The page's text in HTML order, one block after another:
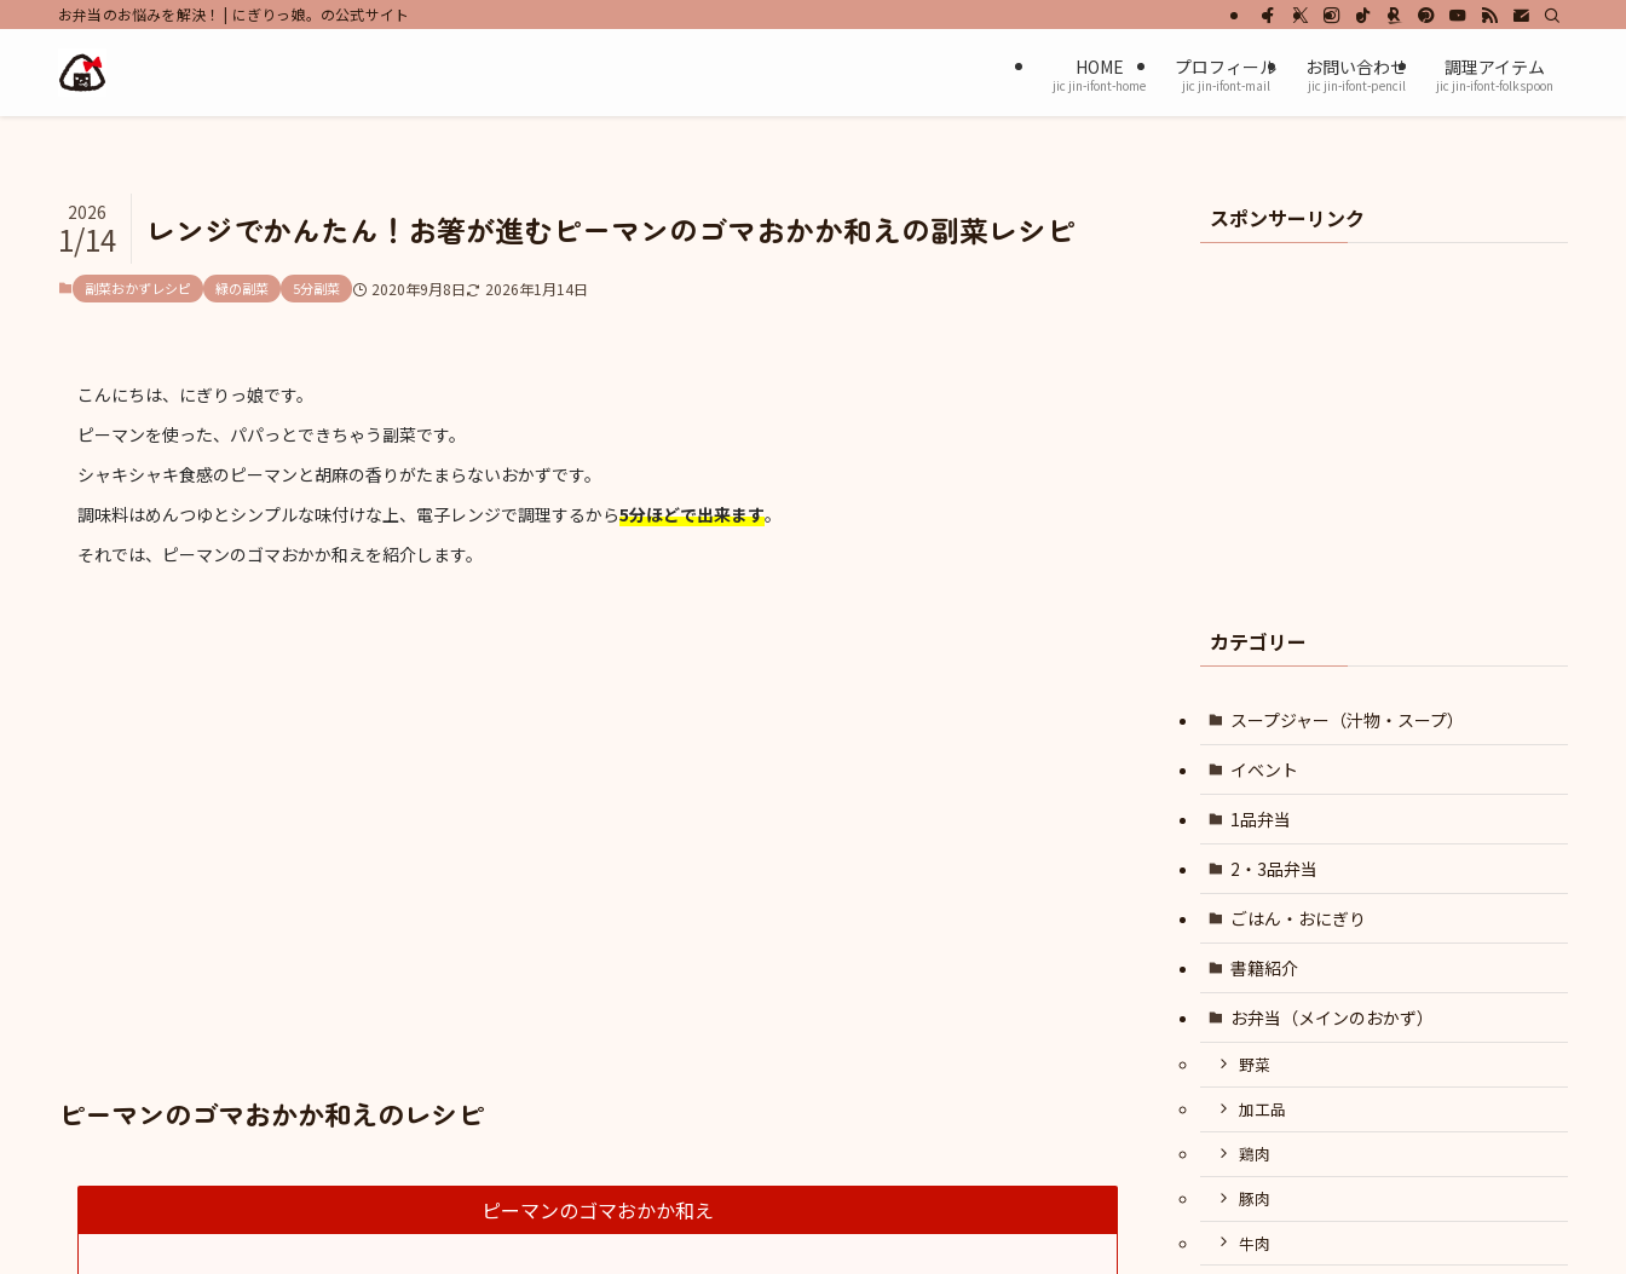
お弁当のお悩みを解決！ | にぎりっ娘。の公式サイト
HOME
jic jin-ifont-home
プロフィール
jic jin-ifont-mail
お問い合わせ
jic jin-ifont-pencil
調理アイテム
jic jin-ifont-folkspoon
レンジでかんたん！お箸が進むピーマンのゴマおかか和えの副菜レシピ
2026
1/14
副菜おかずレシピ 緑の副菜 5分副菜 2020年9月8日 2026年1月14日
こんにちは、にぎりっ娘です。
ピーマンを使った、パパっとできちゃう副菜です。
シャキシャキ食感のピーマンと胡麻の香りがたまらないおかずです。
調味料はめんつゆとシンプルな味付けな上、電子レンジで調理するから5分ほどで出来ます。
それでは、ピーマンのゴマおかか和えを紹介します。
ピーマンのゴマおかか和えのレシピ
ピーマンのゴマおかか和え
スポンサーリンク
カテゴリー
スープジャー（汁物・スープ）
イベント
1品弁当
2・3品弁当
ごはん・おにぎり
書籍紹介
お弁当（メインのおかず）
野菜
加工品
鶏肉
豚肉
牛肉